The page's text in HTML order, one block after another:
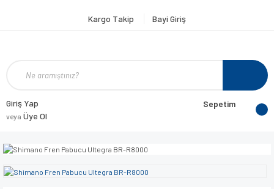
Kargo Takip Bayi Giriş
Giriş Yap
veya Üye Ol
Sepetim